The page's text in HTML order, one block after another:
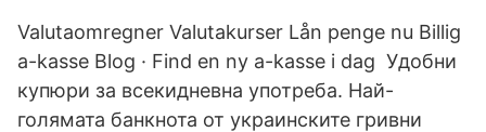
Valutaomregner Valutakurser Lån penge nu Billig
a-kasse Blog · Find en ny a-kasse i dag Удобни
купюри за всекидневна употреба. Най-
голямата банкнота от украинските гривни